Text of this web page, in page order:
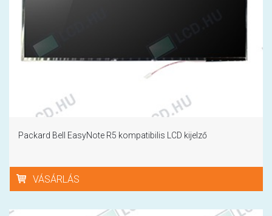
Packard Bell EasyNote R5 kompatibilis LCD kijelző
VÁSÁRLÁS